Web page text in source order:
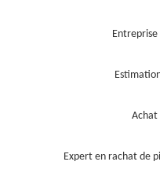
Entreprise
Achat
Expert en rachat de